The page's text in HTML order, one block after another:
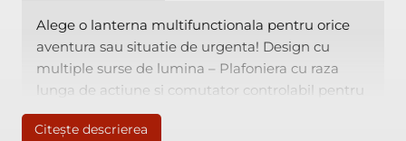
Alege o lanterna multifunctionala pentru orice
aventura sau situatie de urgenta! Design cu
multiple surse de lumina – Plafoniera cu raza
lunga de actiune si comutator controlabil pentru
ajustarea intensitatii luminii.
Citește descrierea